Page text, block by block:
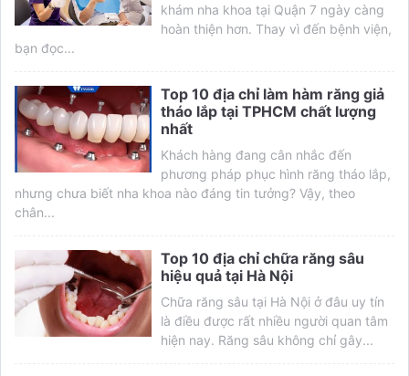
khám nha khoa tại Quận 7 ngày càng
hoàn thiện hơn. Thay vì đến bệnh viện,
bạn đọc...
Top 10 địa chỉ làm hàm răng giả
tháo lắp tại TPHCM chất lượng
nhất
Khách hàng đang cân nhắc đến
phương pháp phục hình răng tháo lắp,
nhưng chưa biết nha khoa nào đáng tin tưởng? Vậy, theo
chân...
Top 10 địa chỉ chữa răng sâu
hiệu quả tại Hà Nội
Chữa răng sâu tại Hà Nội ở đâu uy tín
là điều được rất nhiều người quan tâm
hiện nay. Răng sâu không chỉ gây...